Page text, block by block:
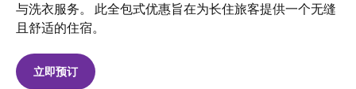
与洗衣服务。 此全包式优惠旨在为长住旅客提供一个无缝
且舒适的住宿。
立即预订